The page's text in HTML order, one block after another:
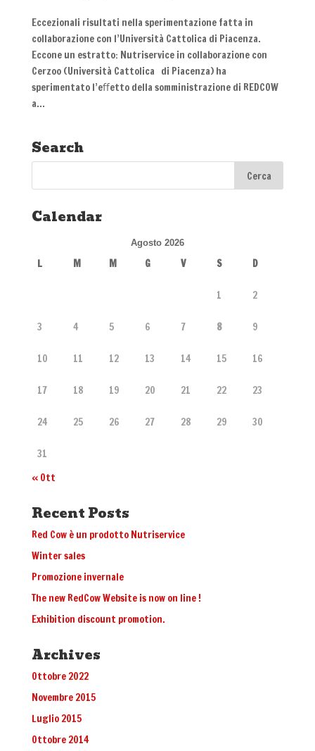
Eccezionali risultati nella sperimentazione fatta in
collaborazione con l’Università Cattolica di Piacenza.
Eccone un estratto: Nutriservice in collaborazione con
Cerzoo (Università Cattolica di Piacenza) ha
sperimentato l’eﬀetto della somministrazione di REDCOW
a...
Search
Calendar
Agosto 2026
L M M G V S D
1 2
3 4 5 6 7 8 9
10 11 12 13 14 15 16
17 18 19 20 21 22 23
24 25 26 27 28 29 30
31
« Ott
Recent Posts
Red Cow è un prodotto Nutriservice
Winter sales
Promozione invernale
The new RedCow Website is now on line !
Exhibition discount promotion.
Archives
Ottobre 2022
Novembre 2015
Luglio 2015
Ottobre 2014